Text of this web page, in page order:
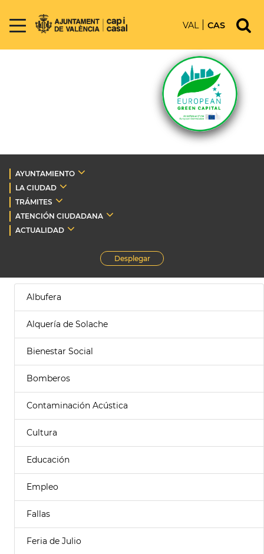
VAL CAS
AYUNTAMIENTO
LA CIUDAD
TRÁMITES
ATENCIÓN CIUDADANA
ACTUALIDAD
Desplegar
Albufera
Alquería de Solache
Bienestar Social
Bomberos
Contaminación Acústica
Cultura
Educación
Empleo
Fallas
Feria de Julio